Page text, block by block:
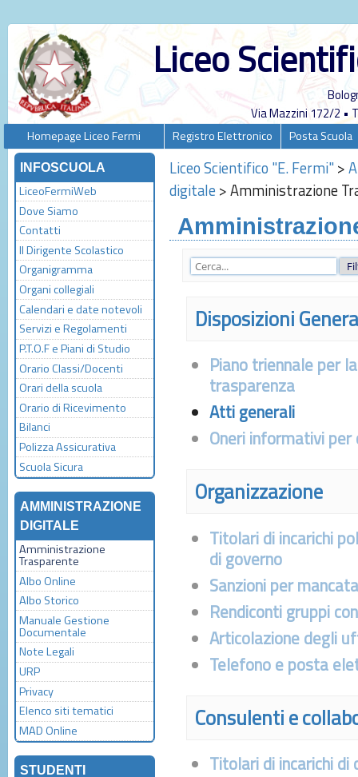
Liceo
Via Mazzini 172/2 •
Homepage Liceo Fermi Registro Elettronico Posta Scuola
INFOSCUOLA
LiceoFermiWeb
Dove Siamo
Contatti
Il Dirigente Scolastico
Organigramma
Organi collegiali
Calendari e date notevoli
Servizi e Regolamenti
P.T.O.F e Piani di Studio
Orario Classi/Docenti
Orari della scuola
Orario di Ricevimento
Bilanci
Polizza Assicurativa
Scuola Sicura
AMMINISTRAZIONE
DIGITALE
Amministrazione
Trasparente
Albo Online
Albo Storico
Manuale Gestione
Documentale
Note Legali
URP
Privacy
Elenco siti tematici
MAD Online
STUDENTI
Liceo Scientifico "E. Fermi" >
digitale >Amministrazione
Disposizioni
Piano triennale per
trasparenza
Atti generali
Oneri informativi
Organizzazione
Titolari di incarichi
di governo
Sanzioni per
Rendiconti gruppi
Articolazione degli
Telefono e posta
Consulenti e
Titolari di incarichi di